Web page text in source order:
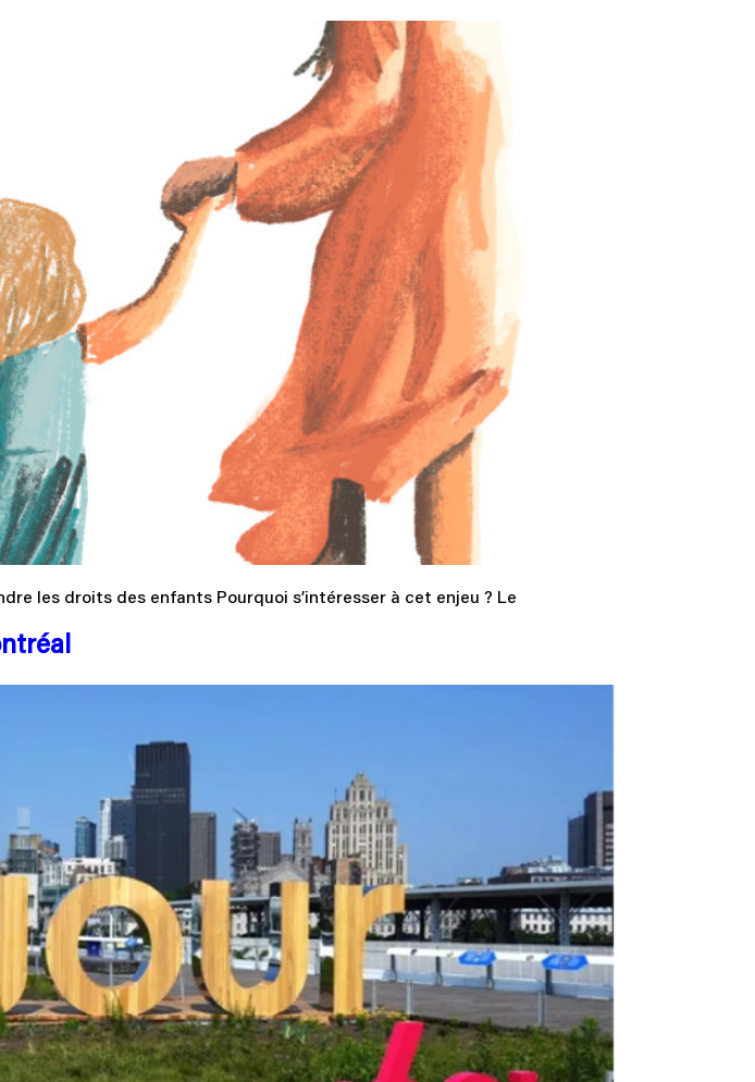
les droits des enfants Pourquoi s’intéresser à cet enjeu ? Le